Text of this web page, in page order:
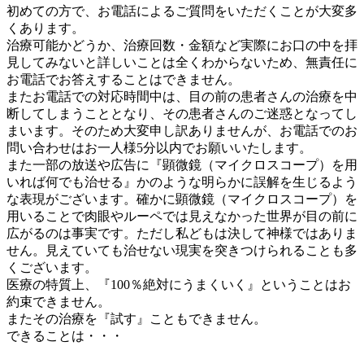
初めての方で、お電話によるご質問をいただくことが大変多
くあります。
治療可能かどうか、治療回数・金額など実際にお口の中を拝
見してみないと詳しいことは全くわからないため、無責任に
お電話でお答えすることはできません。
またお電話での対応時間中は、目の前の患者さんの治療を中
断してしまうこととなり、その患者さんのご迷惑となってし
まいます。そのため大変申し訳ありませんが、お電話でのお
問い合わせはお一人様5分以内でお願いいたします。
また一部の放送や広告に『顕微鏡（マイクロスコープ）を用
いれば何でも治せる』かのような明らかに誤解を生じるよう
な表現がございます。確かに顕微鏡（マイクロスコープ）を
用いることで肉眼やルーペでは見えなかった世界が目の前に
広がるのは事実です。ただし私どもは決して神様ではありま
せん。見えていても治せない現実を突きつけられることも多
くございます。
医療の特質上、『100％絶対にうまくいく』ということはお
約束できません。
またその治療を『試す』こともできません。
できることは・・・